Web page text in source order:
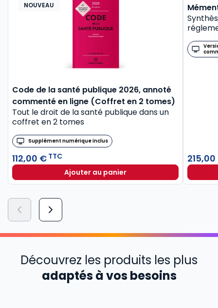
NOUVEAU
Code de la santé publique 2026, annoté
commenté en ligne (Coffret en 2 tomes)
Tout le droit de la santé publique dans un
coffret en 2 tomes
Supplément numérique inclus
112,00 € TTC
Ajouter au panier
BEST-
Découvrez les produits les plus
adaptés à vos besoins